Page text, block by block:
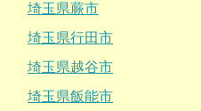
埼玉県蕨市
埼玉県行田市
埼玉県越谷市
埼玉県飯能市